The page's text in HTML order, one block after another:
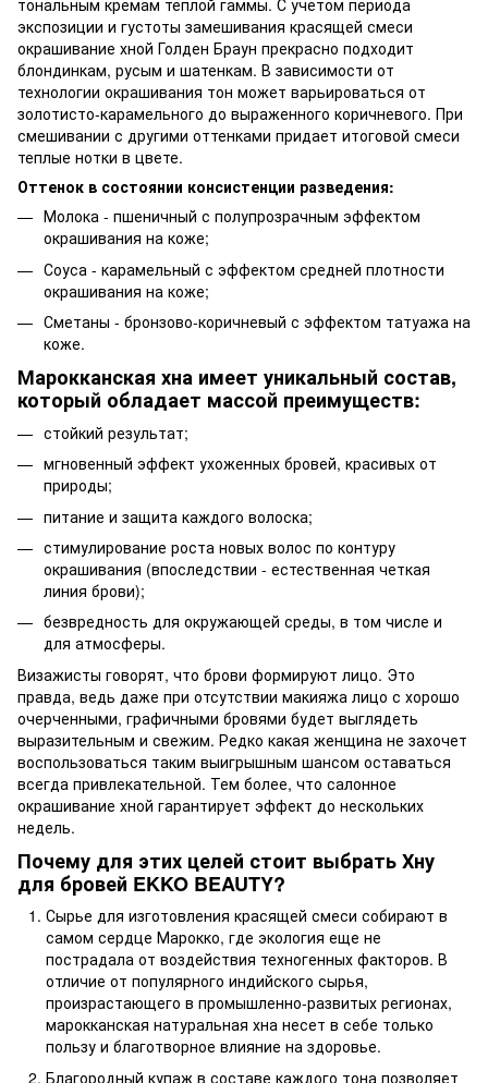
тональным кремам теплой гаммы. С учетом периода
экспозиции и густоты замешивания красящей смеси
окрашивание хной Голден Браун прекрасно подходит
блондинкам, русым и шатенкам. В зависимости от
технологии окрашивания тон может варьироваться от
золотисто-карамельного до выраженного коричневого. При
смешивании с другими оттенками придает итоговой смеси
теплые нотки в цвете.
Оттенок в состоянии консистенции разведения:
Молока - пшеничный с полупрозрачным эффектом
окрашивания на коже;
Соуса - карамельный с эффектом средней плотности
окрашивания на коже;
Сметаны - бронзово-коричневый с эффектом татуажа на
коже.
Марокканская хна имеет уникальный состав,
который обладает массой преимуществ:
стойкий результат;
мгновенный эффект ухоженных бровей, красивых от
природы;
питание и защита каждого волоска;
стимулирование роста новых волос по контуру
окрашивания (впоследствии - естественная четкая
линия брови);
безвредность для окружающей среды, в том числе и
для атмосферы.
Визажисты говорят, что брови формируют лицо. Это
правда, ведь даже при отсутствии макияжа лицо с хорошо
очерченными, графичными бровями будет выглядеть
выразительным и свежим. Редко какая женщина не захочет
воспользоваться таким выигрышным шансом оставаться
всегда привлекательной. Тем более, что салонное
окрашивание хной гарантирует эффект до нескольких
недель.
Почему для этих целей стоит выбрать Хну
для бровей EKKO BEAUTY?
Сырье для изготовления красящей смеси собирают в
самом сердце Марокко, где экология еще не
пострадала от воздействия техногенных факторов. В
отличие от популярного индийского сырья,
произрастающего в промышленно-развитых регионах,
марокканская натуральная хна несет в себе только
пользу и благотворное влияние на здоровье.
Благородный купаж в составе каждого тона позволяет